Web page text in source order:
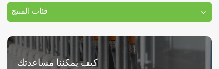
فئات المنتج
كيف يمكننا مساعدتك